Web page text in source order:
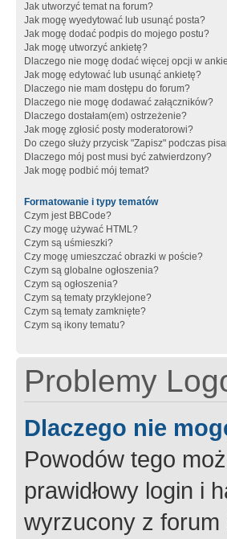
Jak utworzyć temat na forum?
Jak mogę wyedytować lub usunąć posta?
Jak mogę dodać podpis do mojego postu?
Jak mogę utworzyć ankietę?
Dlaczego nie mogę dodać więcej opcji w
Jak mogę edytować lub usunąć ankietę?
Dlaczego nie mam dostępu do forum?
Dlaczego nie mogę dodawać załączników?
Dlaczego dostałam(em) ostrzeżenie?
Jak mogę zgłosić posty moderatorowi?
Do czego służy przycisk "Zapisz" podczas
Dlaczego mój post musi być zatwierdzony?
Jak mogę podbić mój temat?
Formatowanie i typy tematów
Czym jest BBCode?
Czy mogę używać HTML?
Czym są uśmieszki?
Czy mogę umieszczać obrazki w poście?
Czym są globalne ogłoszenia?
Czym są ogłoszenia?
Czym są tematy przyklejone?
Czym są tematy zamknięte?
Czym są ikony tematu?
Problemy
Dlaczego nie
Powodów tego
prawidłowy login i
wyrzucony z